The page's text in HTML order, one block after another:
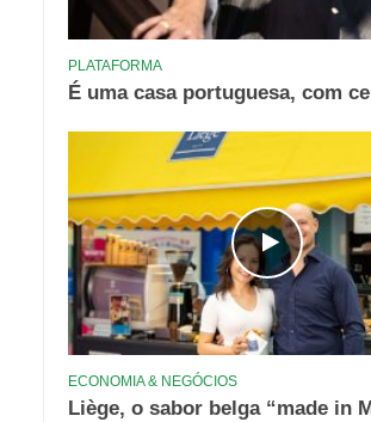
PLATAFORMA
É uma casa portuguesa, com
ECONOMIA & NEGÓCIOS
Liège, o sabor belga “made in